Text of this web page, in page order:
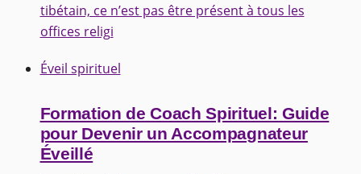
tibétain, ce n’est pas être présent à tous les
offices religi
Éveil spirituel
Formation de Coach Spirituel: Guide
pour Devenir un Accompagnateur
Éveillé